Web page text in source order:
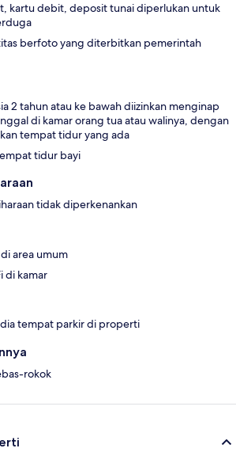
kartu debit, deposit tunai diperlukan untuk
berfoto yang diterbitkan pemerintah
2 tahun atau ke bawah diizinkan menginap
di kamar orang tua atau walinya, dengan
tempat tidur yang ada
tidur bayi
tidak diperkenankan
area umum
di kamar
tempat parkir di properti
rokok